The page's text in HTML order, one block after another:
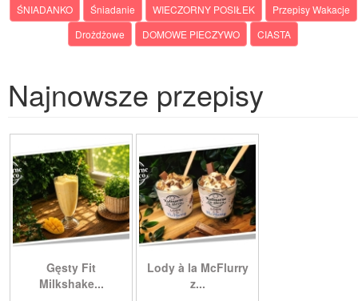
ŚNIADANKO Śniadanie WIECZORNY POSIŁEK
Przepisy Wakacje
Drożdżowe
DOMOWE PIECZYWO CIASTA
Najnowsze przepisy
Gęsty Fit
Milkshake...
Lody à la McFlurry
z...